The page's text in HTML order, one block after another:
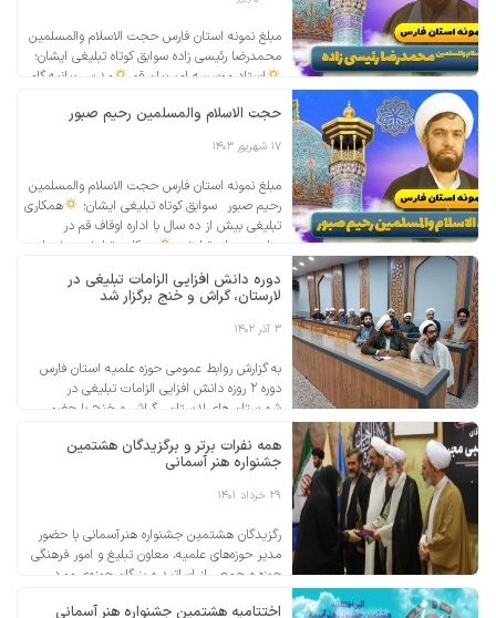
مبلغ نمونه استان فارس حجت الاسلام والمسلمین
محمدرضا رئیسی زاده سوابق کوتاه تبلیغی ایشان؛
استاد موسسه امیربیان قم
مدرس بیانیه گام
انقلاب اسلامی
عضو شبکه اساتید تشکل فراگیر
امیربیان قم
مربی حلقه صالحین بخش سده اقلید
سخنرانی
در […]
حجت الاسلام والمسلمین رحیم صبور
۱۷ شهریور ۱۴۰۳
مبلغ نمونه استان فارس حجت الاسلام والمسلمین
رحیم صبور سوابق کوتاه تبلیغی ایشان؛
همکاری
تبلیغی بیش از ده سال با اداره اوقاف قم در
مناسبت های تبلیغی
همکاری تبلیغی بیش از
اسلامی
همکاری تبلیغی بیش از پانزده سال با
طرح هجرت حوزه های علمیه
تبلیغ تخصصی
[…]
دوره دانش افزایی الزامات تبلیغی در
لارستان، گراش و خنج برگزار شد
۳ آذر ۱۴۰۲
به گزارش روابط عمومی حوزه علمیه استان فارس
دوره ۲ روزه دانش افزایی الزامات تبلیغی در
شهرستان های لارستان ، گراش و خنج با حضور
ضیاء توحیدی و حیاتی مقدم برگزار گردید. حجت
الاسلام احسان اسدی نماینده مرکز آموزش های
کاربردی حوزه علمیه فارس هدف از […]
همه نفرات برتر و برگزیدگان هشتمین
جشنواره هنر آسمانی
۲۹ خرداد ۱۴۰۱
رگزیدگان هشتمین جشنواره هنرآسمانی با حضور
مدیر حوزه‌های علمیه، معاون تبلیغ و امور فرهنگی
حوزه و جمعی از اساتید و بزرگان حوزوی مورد
اختتامیه هشتمین جشنواره هنر آسمانی